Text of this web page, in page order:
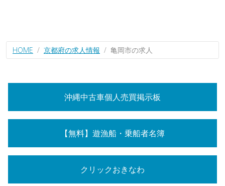
HOME 京都府の求人情報 亀岡市の求人
沖縄中古車個人売買掲示板
【無料】遊漁船・乗船者名簿
クリックおきなわ